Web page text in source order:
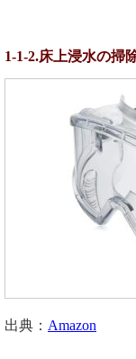
1-1-2.床上浸水の掃
出典： Amazon